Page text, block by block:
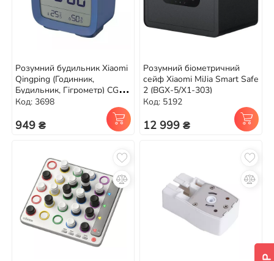
Розумний будильник Xiaomi
Qingping (Годинник,
Будильник, Гігрометр) CGD1
Blue
Код: 3698
949 ₴
Розумний біометричний
сейф Xiaomi MiJia Smart Safe
2 (BGX-5/X1-303)
Код: 5192
12 999 ₴